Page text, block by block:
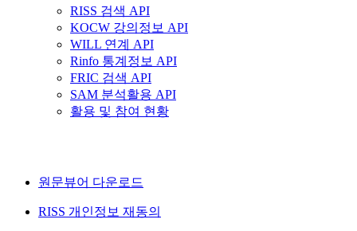
RISS 검색 API
KOCW 강의정보 API
WILL 연계 API
Rinfo 통계정보 API
FRIC 검색 API
SAM 분석활용 API
활용 및 참여 현황
원문뷰어 다운로드
RISS 개인정보 재동의